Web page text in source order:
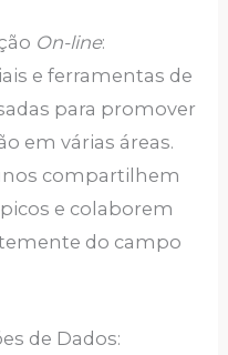
On-line:
e ferramentas de
para promover
em várias áreas.
compartilhem
e colaborem
do campo
de Dados: